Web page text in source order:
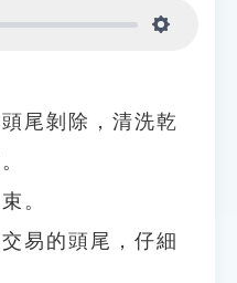
尾剝除，清洗乾
。
易的頭尾，仔細